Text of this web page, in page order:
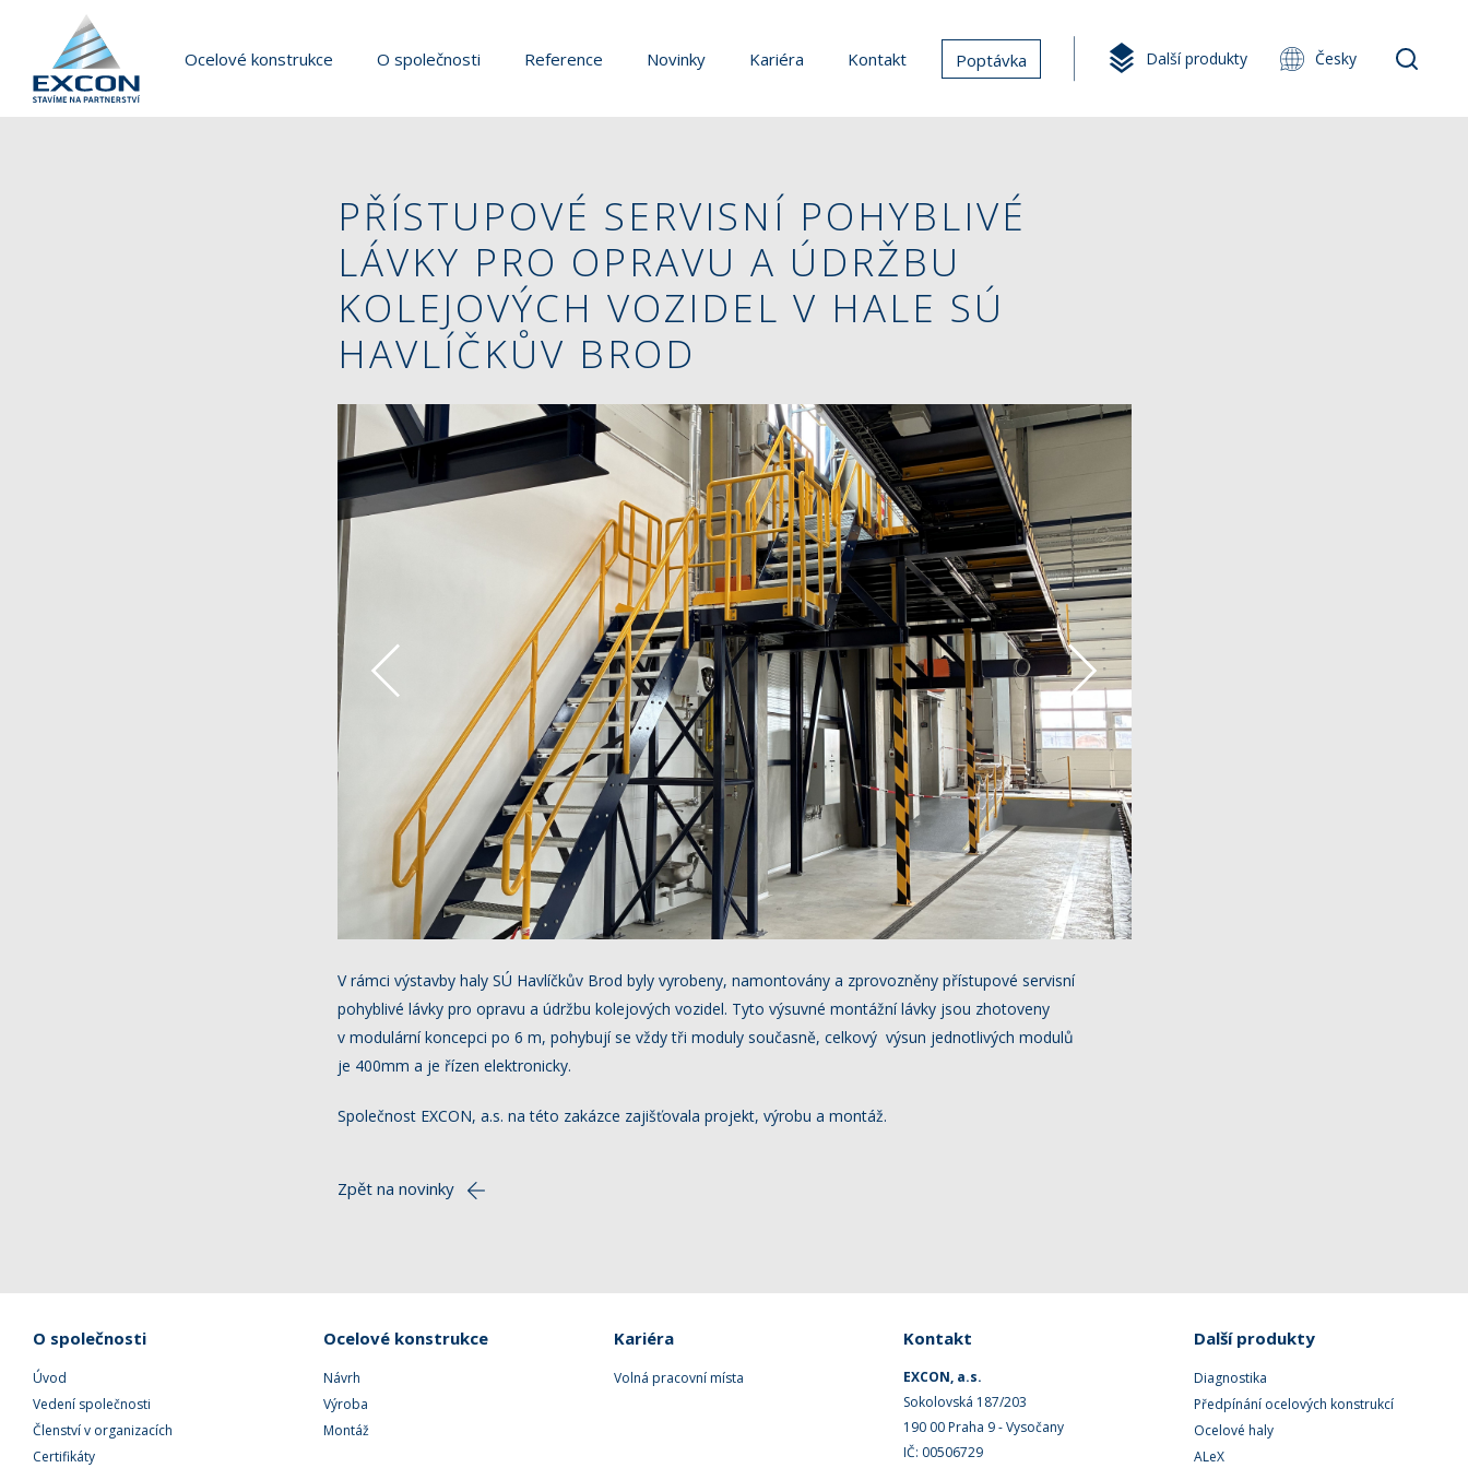
Ocelové konstrukce O společnosti Reference Novinky Kariéra Kontakt Poptávka Další produkty Česky
PŘÍSTUPOVÉ SERVISNÍ POHYBLIVÉ
LÁVKY PRO OPRAVU A ÚDRŽBU
KOLEJOVÝCH VOZIDEL V HALE SÚ
HAVLÍČKŮV BROD
V rámci výstavby haly SÚ Havlíčkův Brod byly vyrobeny, namontovány a zprovozněny přístupové servisní
pohyblivé lávky pro opravu a údržbu kolejových vozidel. Tyto výsuvné montážní lávky jsou zhotoveny
v modulární koncepci po 6 m, pohybují se vždy tři moduly současně, celkový výsun jednotlivých modulů
je 400mm a je řízen elektronicky.
Společnost EXCON, a.s. na této zakázce zajišťovala projekt, výrobu a montáž.
Zpět na novinky
O společnosti
Úvod
Vedení společnosti
Členství v organizacích
Certifikáty
Ocelové konstrukce
Návrh
Výroba
Montáž
Kariéra
Volná pracovní místa
Kontakt
EXCON, a.s.
Sokolovská 187/203
190 00 Praha 9 - Vysočany
IČ: 00506729
Další produkty
Diagnostika
Předpínání ocelových konstrukcí
Ocelové haly
ALeX